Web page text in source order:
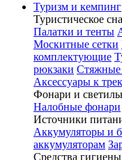
Туризм и кемпинг
Туристическое
Палатки и тенты
Москитные сетки
комплектующие
рюкзаки Стяжные
Аксессуары к
Фонари и
Налобные фонари
Источники
Аккумуляторы и
аккумуляторам
Средства гигиены